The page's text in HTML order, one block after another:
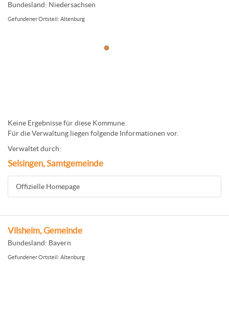
Bundesland: Niedersachsen
Gefundener Ortsteil: Altenburg
Keine Ergebnisse für diese Kommune.
Für die Verwaltung liegen folgende Informationen vor.
Verwaltet durch:
Selsingen, Samtgemeinde
Offizielle Homepage
Vilsheim, Gemeinde
Bundesland: Bayern
Gefundener Ortsteil: Altenburg